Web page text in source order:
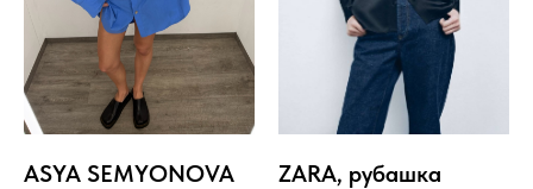
ASYA SEMYONOVA
ZARA, рубашка